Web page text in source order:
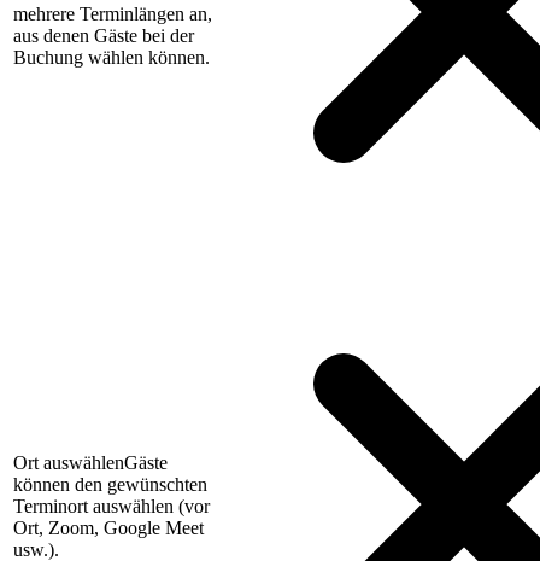
mehrere Terminlängen an,
aus denen Gäste bei der
Buchung wählen können.
Ort auswählenGäste
können den gewünschten
Terminort auswählen (vor
Ort, Zoom, Google Meet
usw.).